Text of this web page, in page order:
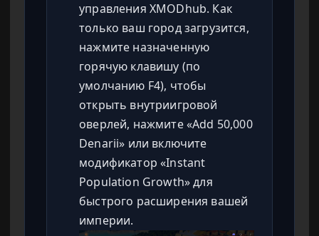
управления XMODhub. Как
только ваш город загрузится,
нажмите назначенную
горячую клавишу (по
умолчанию F4), чтобы
открыть внутриигровой
оверлей, нажмите «Add 50,000
Denarii» или включите
модификатор «Instant
Population Growth» для
быстрого расширения вашей
империи.